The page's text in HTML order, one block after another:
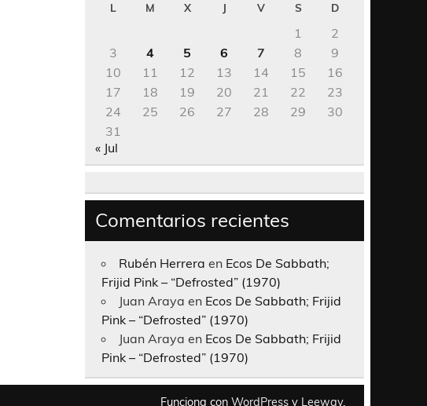
L M X J V S D
1
2
3
4 5 6 7 8
9
10
11 12 13 14 15
16
17
18 19 20 21 22
23
24
25 26 27 28 29
30
31
« Jul
Comentarios recientes
Rubén Herrera en Ecos De Sabbath;
Frijid Pink – “Defrosted” (1970)
Juan Araya en Ecos De Sabbath; Frijid
Pink – “Defrosted” (1970)
Juan Araya en Ecos De Sabbath; Frijid
Pink – “Defrosted” (1970)
Funciona con WordPress y Leeway.